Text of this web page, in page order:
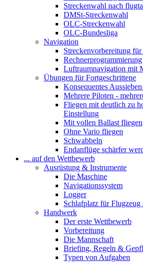
Streckenwahl nach
DMSt-Streckenwahl
OLC-Streckenwahl
OLC-Bundesliga
Navigation
Streckenvorbereitung
Rechnerprogrammierung
Luftraumnavigation mit
Übungen für Fortgeschrittene
Konsequentes
Mehrere Piloten -
Fliegen mit deutlich zu
Einstellung
Mit vollen Ballast fliegen
Ohne Vario fliegen
Schwabbeln
Endanflüge schärfer
... auf den Wettbewerb
Ausrüstung & Instrumente
Die Maschine
Navigationssystem
Logger
Schlafplatz für Flugzeug
Handwerk
Der erste Wettbewerb
Vorbereitung
Die Mannschaft
Briefing, Regeln &
Typen von Aufgaben